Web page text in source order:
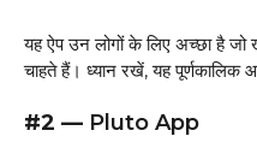
यह ऐप उन लोगों के लिए अच्छा है
चाहते हैं। ध्यान रखें, यह पूर्णकालिक
#2 — Pluto App